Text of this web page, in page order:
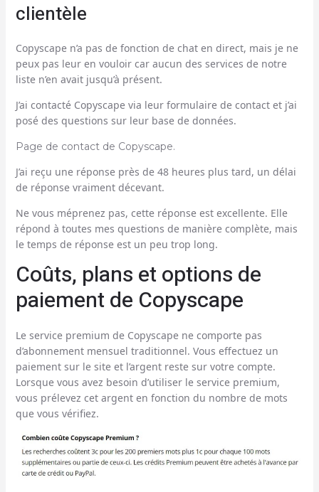
clientèle
Copyscape n’a pas de fonction de chat en direct, mais je ne
peux pas leur en vouloir car aucun des services de notre
liste n’en avait jusqu’à présent.
J’ai contacté Copyscape via leur formulaire de contact et j’ai
posé des questions sur leur base de données.
Page de contact de Copyscape.
J’ai reçu une réponse près de 48 heures plus tard, un délai
de réponse vraiment décevant.
Ne vous méprenez pas, cette réponse est excellente. Elle
répond à toutes mes questions de manière complète, mais
le temps de réponse est un peu trop long.
Coûts, plans et options de
paiement de Copyscape
Le service premium de Copyscape ne comporte pas
d’abonnement mensuel traditionnel. Vous effectuez un
paiement sur le site et l’argent reste sur votre compte.
Lorsque vous avez besoin d’utiliser le service premium,
vous prélevez cet argent en fonction du nombre de mots
que vous vérifiez.